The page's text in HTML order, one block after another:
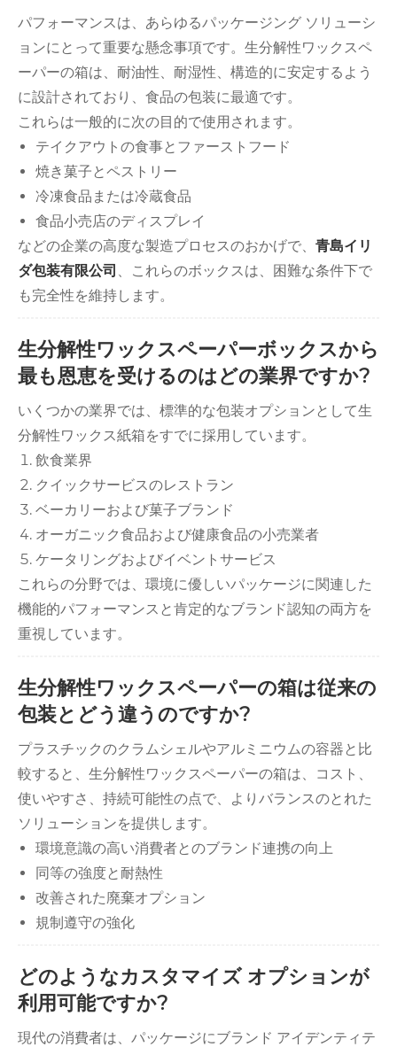
パフォーマンスは、あらゆるパッケージング ソリューシ
ョンにとって重要な懸念事項です。生分解性ワックスペ
ーパーの箱は、耐油性、耐湿性、構造的に安定するよう
に設計されており、食品の包装に最適です。
これらは一般的に次の目的で使用されます。
テイクアウトの食事とファーストフード
焼き菓子とペストリー
冷凍食品または冷蔵食品
食品小売店のディスプレイ
などの企業の高度な製造プロセスのおかげで、 青島イリ
ダ包装有限公司 、これらのボックスは、困難な条件下で
も完全性を維持します。
生分解性ワックスペーパーボックスから
最も恩恵を受けるのはどの業界ですか?
いくつかの業界では、標準的な包装オプションとして生
分解性ワックス紙箱をすでに採用しています。
飲食業界
クイックサービスのレストラン
ベーカリーおよび菓子ブランド
オーガニック食品および健康食品の小売業者
ケータリングおよびイベントサービス
これらの分野では、環境に優しいパッケージに関連した
機能的パフォーマンスと肯定的なブランド認知の両方を
重視しています。
生分解性ワックスペーパーの箱は従来の
包装とどう違うのですか?
プラスチックのクラムシェルやアルミニウムの容器と比
較すると、生分解性ワックスペーパーの箱は、コスト、
使いやすさ、持続可能性の点で、よりバランスのとれた
ソリューションを提供します。
環境意識の高い消費者とのブランド連携の向上
同等の強度と耐熱性
改善された廃棄オプション
規制遵守の強化
どのようなカスタマイズ オプションが
利用可能ですか?
現代の消費者は、パッケージにブランド アイデンティテ